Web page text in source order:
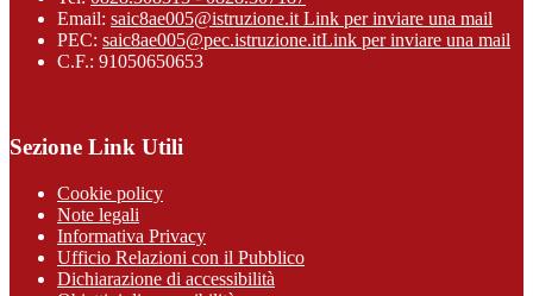
Email: saic8ae005@istruzione.it Link per inviare una mail
PEC: saic8ae005@pec.istruzione.itLink per inviare una mail
C.F.: 91050650653
Sezione Link Utili
Cookie policy
Note legali
Informativa Privacy
Ufficio Relazioni con il Pubblico
Dichiarazione di accessibilità